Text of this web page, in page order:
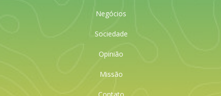
Negócios
Sociedade
Opinião
Missão